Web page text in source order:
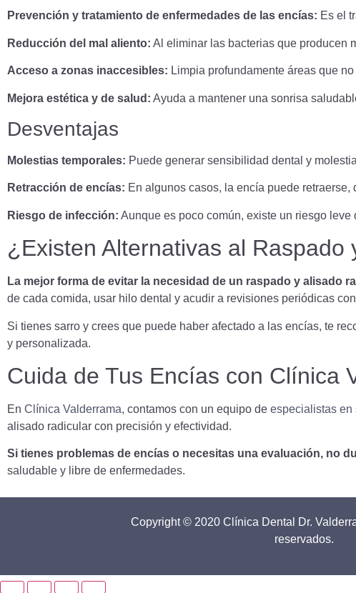
Prevención y tratamiento de enfermedades de las encías: Es el
Reducción del mal aliento: Al eliminar las bacterias que producen
Acceso a zonas inaccesibles: Limpia profundamente áreas que
Mejora estética y de salud: Ayuda a mantener una sonrisa
Desventajas
Molestias temporales: Puede generar sensibilidad dental y
Retracción de encías: En algunos casos, la encía puede
Riesgo de infección: Aunque es poco común, existe un riesgo
¿Existen Alternativas al Raspado
La mejor forma de evitar la necesidad de un raspado y alisado
de cada comida, usar hilo dental y acudir a revisiones periódicas
Si tienes sarro y crees que puede haber afectado a las encías, te
y personalizada.
Cuida de Tus Encías con Clínica
En Clínica Valderrama, contamos con un equipo de especialistas en
alisado radicular con precisión y efectividad.
Si tienes problemas de encías o necesitas una evaluación, no
saludable y libre de enfermedades.
Copyright © 2020 Clínica Dental Dr.
reservados.